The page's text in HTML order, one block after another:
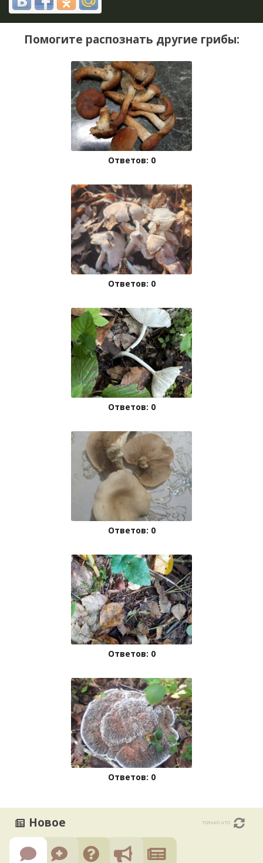
Помогите распознать другие грибы:
Ответов: 0
Ответов: 0
Ответов: 0
Ответов: 0
Ответов: 0
Ответов: 0
Новое только что